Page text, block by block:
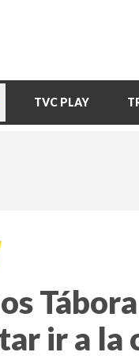
TVC PLAY
ir a la